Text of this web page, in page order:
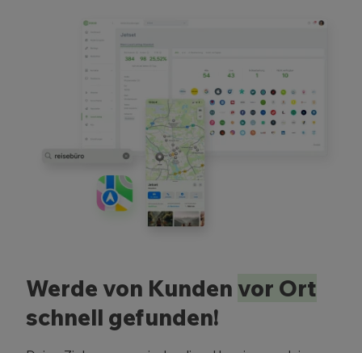
Werde von Kunden vor Ort
schnell gefunden!